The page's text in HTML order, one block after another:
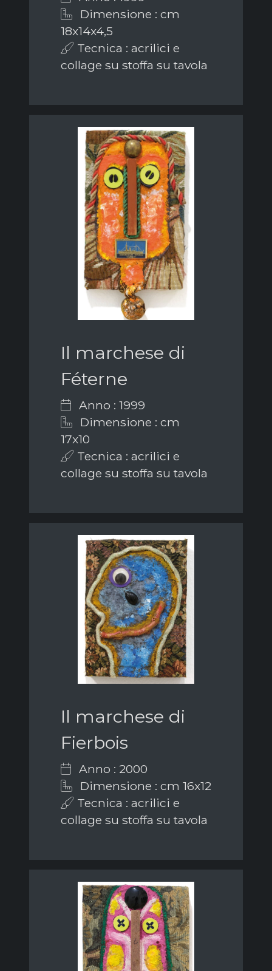
Dimensione : cm
18x14x4,5
Tecnica : acrilici e
collage su stoffa su tavola
Il marchese di
Féterne
Anno : 1999
Dimensione : cm
17x10
Tecnica : acrilici e
collage su stoffa su tavola
Il marchese di
Fierbois
Anno : 2000
Dimensione : cm 16x12
Tecnica : acrilici e
collage su stoffa su tavola